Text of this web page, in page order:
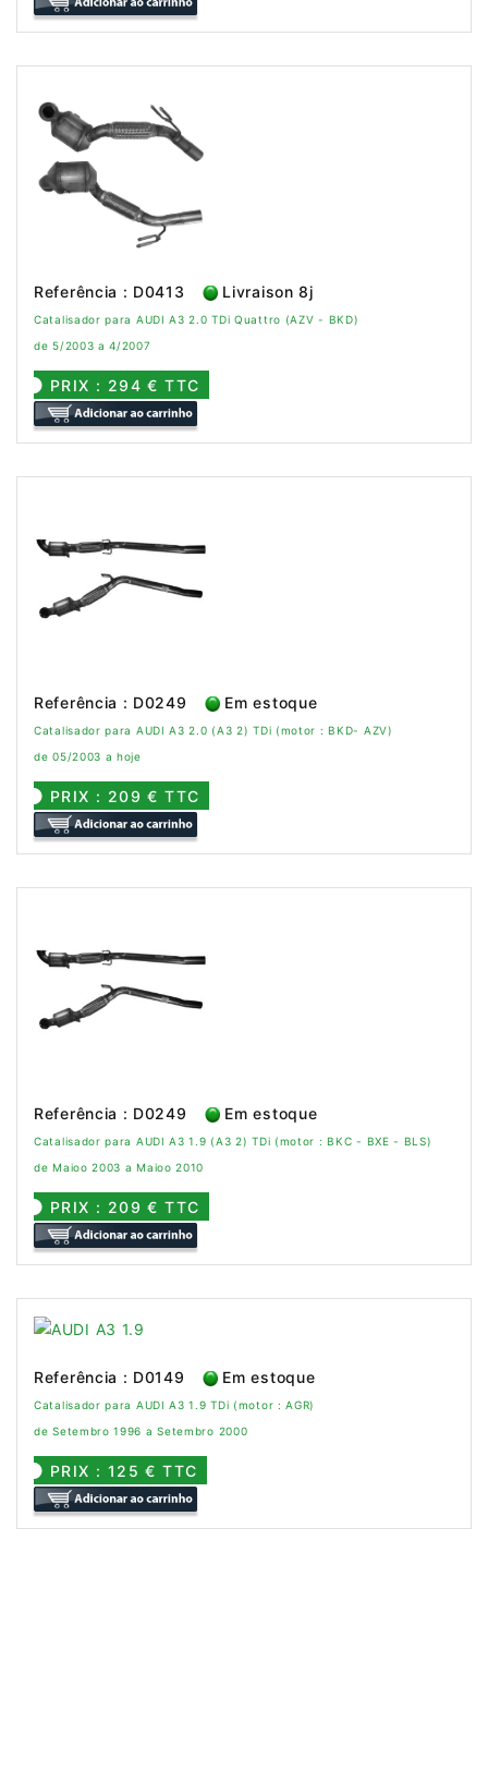
Referência : D0413 Livraison 8j
Catalisador para AUDI A3 2.0 TDi Quattro (AZV - BKD)
de 5/2003 a 4/2007
PRIX : 294 € TTC
Referência : D0249 Em estoque
Catalisador para AUDI A3 2.0 (A3 2) TDi (motor : BKD- AZV)
de 05/2003 a hoje
PRIX : 209 € TTC
Referência : D0249 Em estoque
Catalisador para AUDI A3 1.9 (A3 2) TDi (motor : BKC - BXE - BLS)
de Maioo 2003 a Maioo 2010
PRIX : 209 € TTC
Referência : D0149 Em estoque
Catalisador para AUDI A3 1.9 TDi (motor : AGR)
de Setembro 1996 a Setembro 2000
PRIX : 125 € TTC